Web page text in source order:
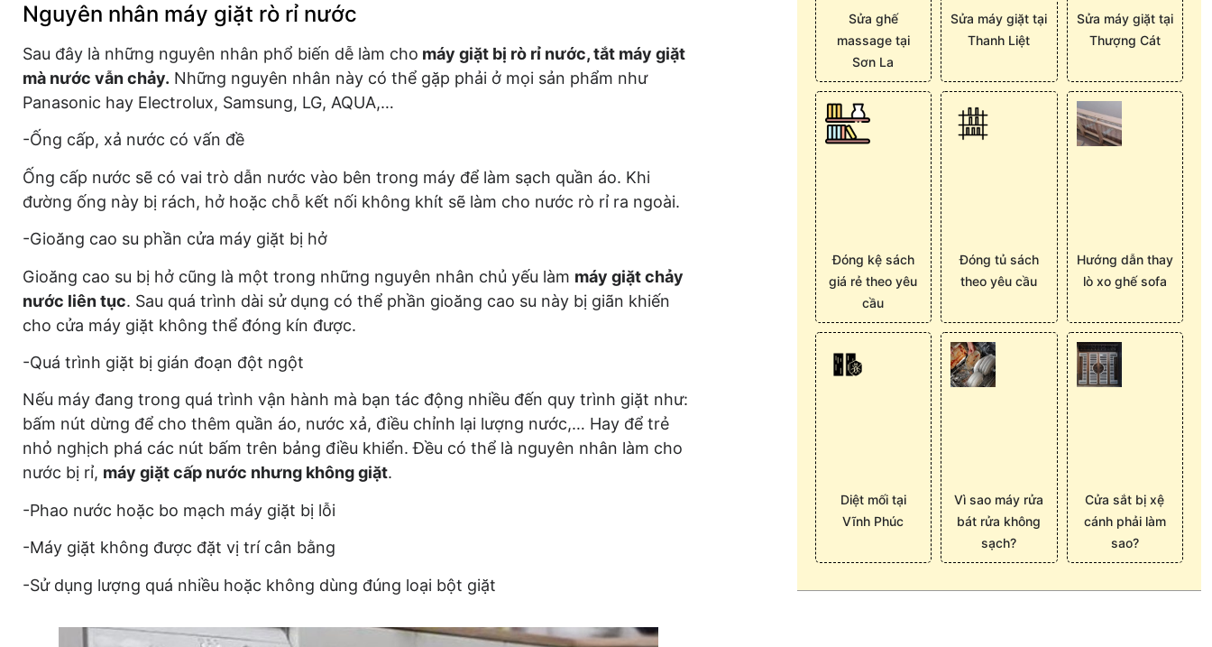
Nguyên nhân máy giặt rò rỉ nước
Sau đây là những nguyên nhân phổ biến dễ làm cho máy giặt bị rò rỉ nước, tắt máy giặt
mà nước vẫn chảy. Những nguyên nhân này có thể gặp phải ở mọi sản phẩm như
Panasonic hay Electrolux, Samsung, LG, AQUA,…
-Ống cấp, xả nước có vấn đề
Ống cấp nước sẽ có vai trò dẫn nước vào bên trong máy để làm sạch quần áo. Khi
đường ống này bị rách, hở hoặc chỗ kết nối không khít sẽ làm cho nước rò rỉ ra ngoài.
-Gioăng cao su phần cửa máy giặt bị hở
Gioăng cao su bị hở cũng là một trong những nguyên nhân chủ yếu làm máy giặt chảy
nước liên tục. Sau quá trình dài sử dụng có thể phần gioăng cao su này bị giãn khiến
cho cửa máy giặt không thể đóng kín được.
-Quá trình giặt bị gián đoạn đột ngột
Nếu máy đang trong quá trình vận hành mà bạn tác động nhiều đến quy trình giặt như:
bấm nút dừng để cho thêm quần áo, nước xả, điều chỉnh lại lượng nước,… Hay để trẻ
nhỏ nghịch phá các nút bấm trên bảng điều khiển. Đều có thể là nguyên nhân làm cho
nước bị rỉ, máy giặt cấp nước nhưng không giặt.
-Phao nước hoặc bo mạch máy giặt bị lỗi
-Máy giặt không được đặt vị trí cân bằng
-Sử dụng lượng quá nhiều hoặc không dùng đúng loại bột giặt
Sửa ghế
massage tại
Sơn La
Sửa máy giặt tại
Thanh Liệt
Sửa máy giặt tại
Thượng Cát
Đóng kệ sách
giá rẻ theo yêu
cầu
Đóng tủ sách
theo yêu cầu
Hướng dẫn thay
lò xo ghế sofa
Diệt mối tại
Vĩnh Phúc
Vì sao máy rửa
bát rửa không
sạch?
Cửa sắt bị xệ
cánh phải làm
sao?